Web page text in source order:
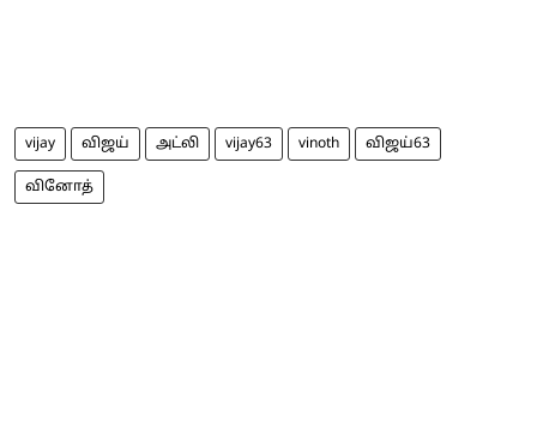
vijay விஜய் அட்லி vijay63 vinoth விஜய்63
வினோத்